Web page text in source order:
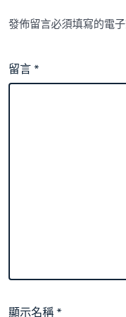
發佈留言必須填寫的電
留言*
顯示名稱*